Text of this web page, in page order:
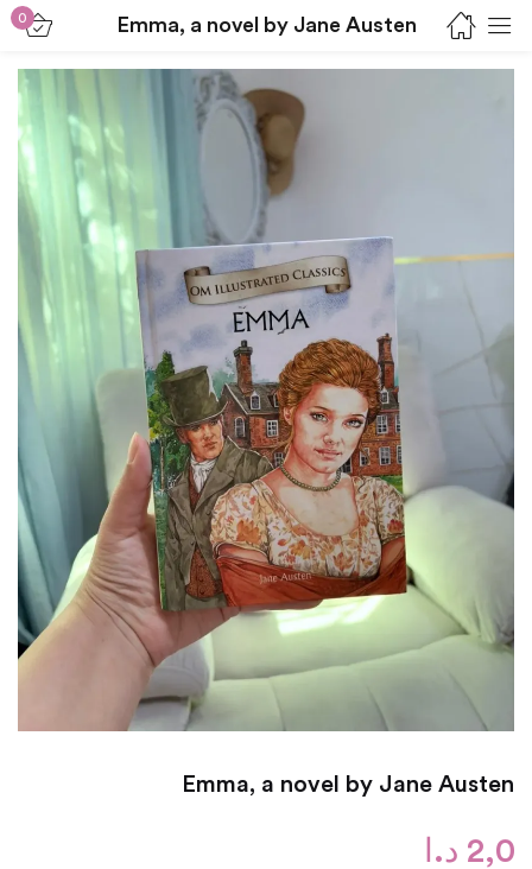
Emma, a novel by Jane Austen
0
Emma, a novel by Jane Austen
2,0 د.ا
Sign in
Remember me
Lost password?
Log in
Create an account